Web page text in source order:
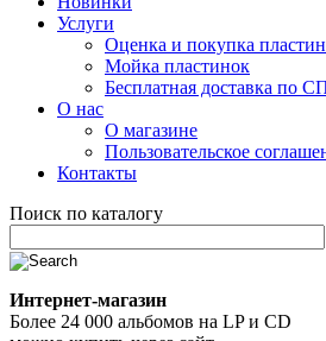
Услуги
Оценка и покупка
Мойка пластинок
Бесплатная доставка по
О нас
О магазине
Пользовательское
Контакты
Поиск по каталогу
Интернет-магазин
Более 24 000 альбомов на LP и CD